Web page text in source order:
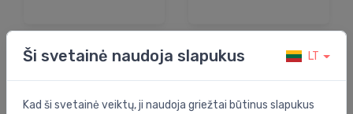
Instal Projekt Mario
Ši svetainė naudoja slapukus LT
Kad ši svetainė veiktų, ji naudoja griežtai būtinus slapukus